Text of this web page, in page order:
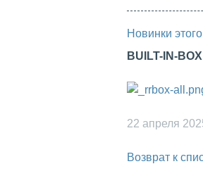
Новинки
BUILT-IN-
22 апреля
Возврат к